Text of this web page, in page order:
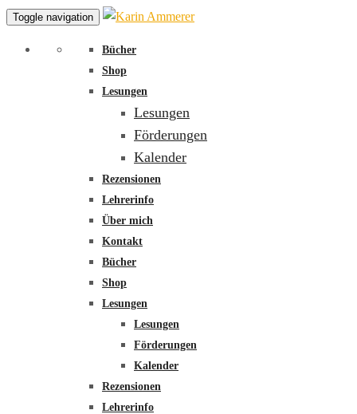
Toggle navigation
Bücher
Shop
Lesungen
Lesungen
Förderungen
Kalender
Rezensionen
Lehrerinfo
Über mich
Kontakt
Bücher
Shop
Lesungen
Lesungen
Förderungen
Kalender
Rezensionen
Lehrerinfo